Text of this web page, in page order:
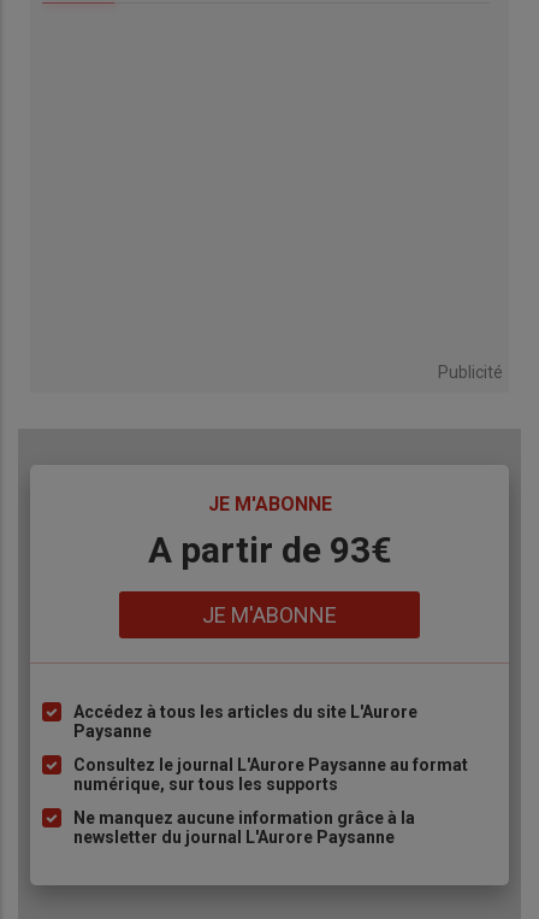
Publicité
JE M'ABONNE
A partir de 93€
JE M'ABONNE
Liste
puce
Accédez à tous les articles du site L'Aurore
Paysanne
Consultez le journal L'Aurore Paysanne au format
numérique, sur tous les supports
Ne manquez aucune information grâce à la
newsletter du journal L'Aurore Paysanne